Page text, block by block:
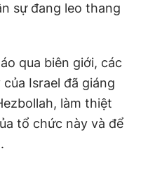
Tòa soạn Chính sách bảo
cấp ngày 24.3.2020
Thanh Niên. Cấm sao
có sự chấp thuận bằng văn
sự đang leo thang
qua biên giới, các
Israel đã giáng
làm thiệt
tổ chức này và để